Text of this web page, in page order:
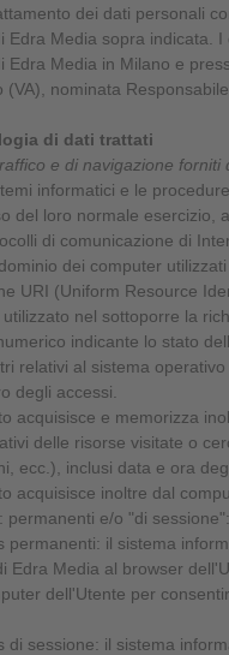
dei dati personali
Edra Media sopra indicata.
Edra Media in Milano e
(VA), nominata
di dati trattati
e di navigazione forniti
informatici e le
del loro normale esercizio,
di comunicazione di
dei computer
URI (Uniform Resource
nel sottoporre la
indicante lo stato
relativi al sistema
degli accessi.
acquisisce e memorizza
delle risorse visitate o
ecc.), inclusi data e ora
acquisisce inoltre dal
permanenti e/o "di sessione":
permanenti: il sistema
Edra Media al browser
dell'Utente per
di sessione: il sistema